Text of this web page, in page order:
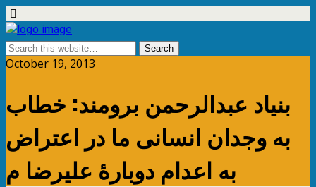
October 19, 2013
بنیاد عبدالرحمن برومند: خطاب
به وجدان انسانی ما در اعتراض
به اعدام دوبارۀ علیرضا م